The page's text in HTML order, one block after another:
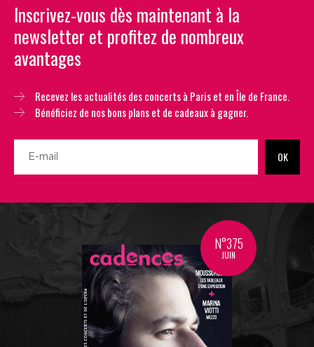
Inscrivez-vous dès maintenant à la
newsletter et profitez de nombreux
avantages
Recevez les actualités des concerts à Paris et en Île de France.
Bénéficiez de nos bons plans et de cadeaux à gagner.
OK
N°375
JUIN